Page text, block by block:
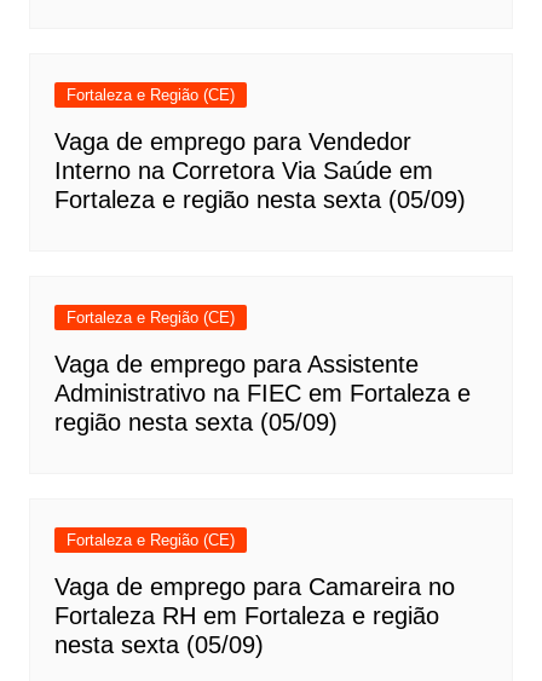
Fortaleza e Região (CE)
Vaga de emprego para Vendedor
Interno na Corretora Via Saúde em
Fortaleza e região nesta sexta (05/09)
Fortaleza e Região (CE)
Vaga de emprego para Assistente
Administrativo na FIEC em Fortaleza e
região nesta sexta (05/09)
Fortaleza e Região (CE)
Vaga de emprego para Camareira no
Fortaleza RH em Fortaleza e região
nesta sexta (05/09)